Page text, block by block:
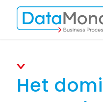
Het